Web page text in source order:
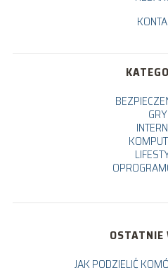
GRY
OSTATNIE
JAK PODZIELIĆ